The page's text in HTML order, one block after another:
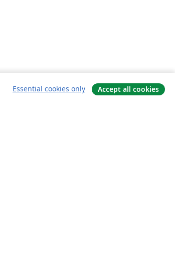
Essential cookies only Accept all cookies